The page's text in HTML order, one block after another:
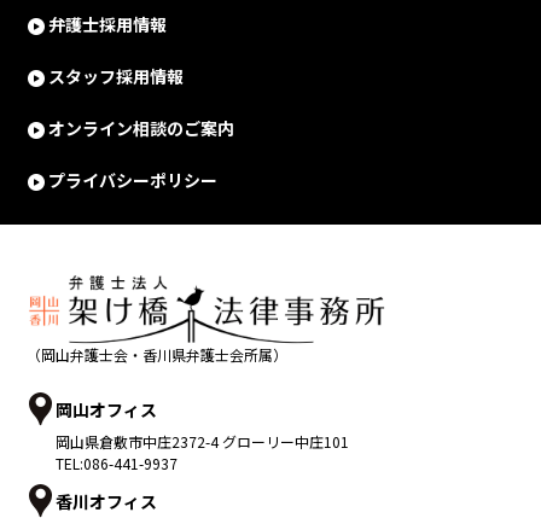
弁護士採用情報
スタッフ採用情報
オンライン相談のご案内
プライバシーポリシー
（岡山弁護士会・香川県弁護士会所属）
岡山オフィス
岡山県倉敷市中庄2372-4 グローリー中庄101
TEL:086-441-9937
香川オフィス